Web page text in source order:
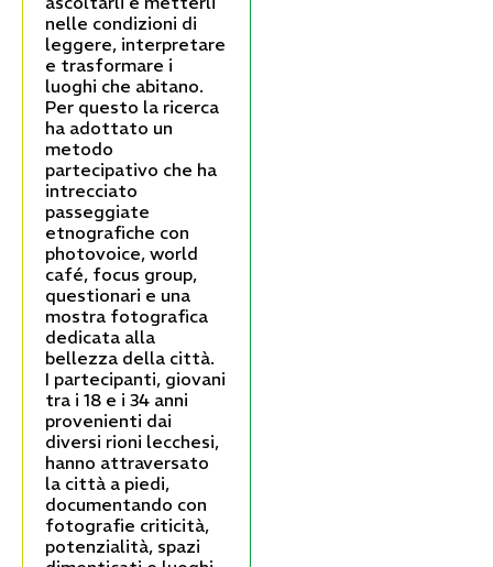
nelle condizioni di
leggere, interpretare
e trasformare i
luoghi che abitano.
Per questo la ricerca
ha adottato un
metodo
partecipativo che ha
intrecciato
passeggiate
etnografiche con
photovoice, world
café, focus group,
questionari e una
mostra fotografica
dedicata alla
bellezza della città.
I partecipanti, giovani
tra i 18 e i 34 anni
provenienti dai
diversi rioni lecchesi,
hanno attraversato
la città a piedi,
documentando con
fotografie criticità,
potenzialità, spazi